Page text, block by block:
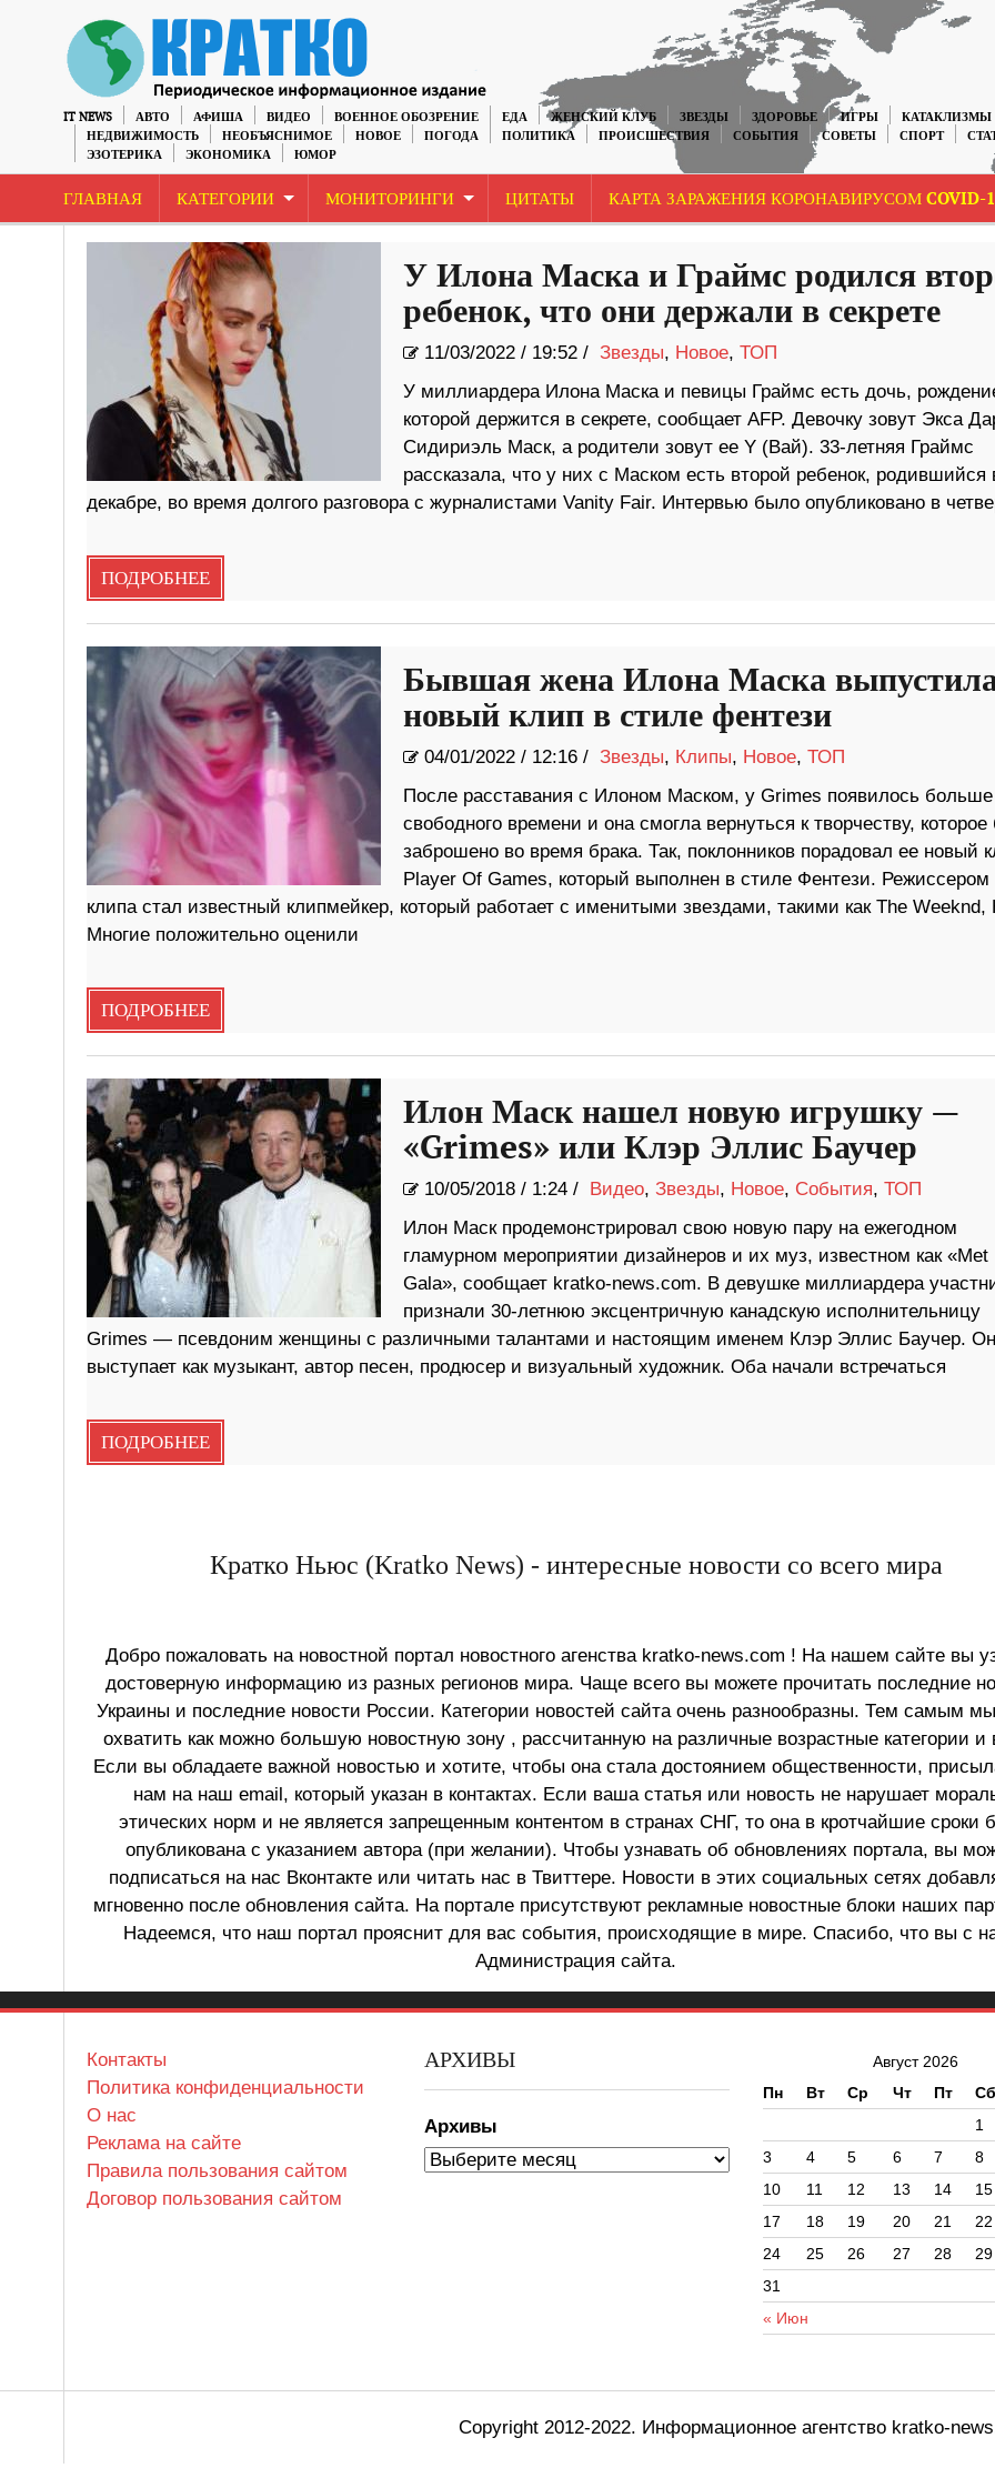
IT NEWS АВТО АФИША ВИДЕО ВОЕННОЕ ОБОЗРЕНИЕ ЕДА ЖЕНСКИЙ КЛУБ ЗВЕЗДЫ ЗДОРОВЬЕ ИГРЫ КАТАКЛИЗМЫ
НЕДВИЖИМОСТЬ
НЕОБЪЯСНИМОЕ НОВОЕ ПОГОДА ПОЛИТИКА ПРОИСШЕСТВИЯ СОБЫТИЯ СОВЕТЫ СПОРТ
ЭЗОТЕРИКА
ЭКОНОМИКА ЮМОР
ГЛАВНАЯ КАТЕГОРИИ МОНИТОРИНГИ ЦИТАТЫ КАРТА ЗАРАЖЕНИЯ КОРОНАВИРУСОМ COVID-
У Илона Маска и Граймс родился
ребенок, что они держали в секрете
11/03/2022/ 19:52 / Звезды, Новое, ТОП
У миллиардера Илона Маска и певицы Граймс есть дочь,
которой держится в секрете, сообщает AFP. Девочку зовут Экса
Сидириэль Маск, а родители зовут ее Y (Вай). 33-летняя Граймс
рассказала, что у них с Маском есть второй ребенок, родившийся
декабре, во время долгого разговора с журналистами Vanity Fair. Интервью было опубликовано в
ПОДРОБНЕЕ
Бывшая жена Илона Маска
новый клип в стиле фентези
04/01/2022/ 12:16 / Звезды, Клипы, Новое, ТОП
После расставания с Илоном Маском, у Grimes появилось больше
свободного времени и она смогла вернуться к творчеству,
заброшено во время брака. Так, поклонников порадовал ее новый
Player Of Games, который выполнен в стиле Фентези. Режиссером
клипа стал известный клипмейкер, который работает с именитыми звездами, такими как The Weeknd,
Многие положительно оценили
ПОДРОБНЕЕ
Илон Маск нашел новую игрушку —
«Grimes» или Клэр Эллис Баучер
10/05/2018/ 1:24 / Видео, Звезды, Новое, События, ТОП
Илон Маск продемонстрировал свою новую пару на ежегодном
гламурном мероприятии дизайнеров и их муз, известном как «Met
Gala», сообщает kratko-news.com. В девушке миллиардера
признали 30-летнюю эксцентричную канадскую исполнительницу
Grimes — псевдоним женщины с различными талантами и настоящим именем Клэр Эллис Баучер.
выступает как музыкант, автор песен, продюсер и визуальный художник. Оба начали встречаться
ПОДРОБНЕЕ
Кратко Ньюс (Kratko News) - интересные новости со всего мира
Добро пожаловать на новостной портал новостного агенства kratko-news.com ! На нашем сайте вы
достоверную информацию из разных регионов мира. Чаще всего вы можете прочитать последние
Украины и последние новости России. Категории новостей сайта очень разнообразны. Тем самым
охватить как можно большую новостную зону , рассчитанную на различные возрастные категории и
Если вы обладаете важной новостью и хотите, чтобы она стала достоянием общественности,
нам на наш email, который указан в контактах. Если ваша статья или новость не нарушает
этических норм и не является запрещенным контентом в странах СНГ, то она в кротчайшие сроки
опубликована с указанием автора (при желании). Чтобы узнавать об обновлениях портала, вы
подписаться на нас Вконтакте или читать нас в Твиттере. Новости в этих социальных сетях
мгновенно после обновления сайта. На портале присутствуют рекламные новостные блоки наших
Надеемся, что наш портал прояснит для вас события, происходящие в мире. Спасибо, что вы с
Администрация сайта.
Контакты
Политика конфиденциальности
О нас
Реклама на сайте
Правила пользования сайтом
Договор пользования сайтом
АРХИВЫ
Архивы
Август 2026
Пн
Вт Ср Чт Пт Сб
« Июн
1
3
4 5 6 7 8
10
11 12 13 14 15
17
18 19 20 21 22
24
25 26 27 28 29
31
Copyright 2012-2022. Информационное агентство kratko-